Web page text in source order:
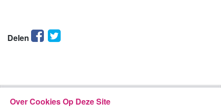
Delen Facebook
Twitter
Over Cookies Op Deze Site